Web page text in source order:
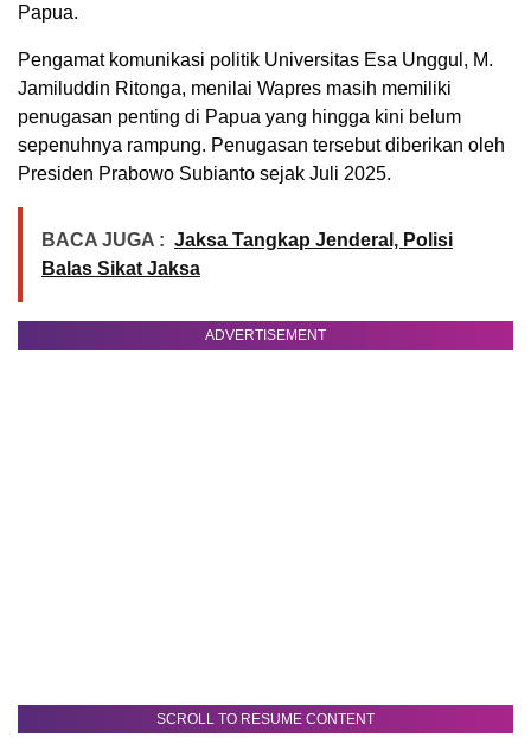
Papua.
Pengamat komunikasi politik Universitas Esa Unggul, M.
Jamiluddin Ritonga, menilai Wapres masih memiliki
penugasan penting di Papua yang hingga kini belum
sepenuhnya rampung. Penugasan tersebut diberikan oleh
Presiden Prabowo Subianto sejak Juli 2025.
BACA JUGA : Jaksa Tangkap Jenderal, Polisi
Balas Sikat Jaksa
ADVERTISEMENT
SCROLL TO RESUME CONTENT